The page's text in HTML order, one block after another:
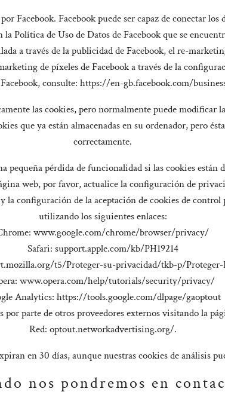
Facebook. Facebook puede ser capaz de conectar
Política de Uso de Datos de Facebook que se
a través de la publicidad de Facebook, el re-
de píxeles de Facebook a través de la
consulte: https://en-gb.facebook.com/
las cookies, pero normalmente puede modificar
que ya están almacenadas en su ordenador, pero
correctamente.
pérdida de funcionalidad si las cookies están
web, por favor, actualice la configuración de
la configuración de la aceptación de cookies de
utilizando los siguientes enlaces:
www.google.com/chrome/browser/privacy/
Safari: support.apple.com/kb/PH19214
t5/Proteger-su-privacidad/tkb-p/
www.opera.com/help/tutorials/security/privacy/
Analytics: https://tools.google.com/dlpage/gaoptout
parte de otros proveedores externos visitando la
Red: optout.networkadvertising.org/.
en 30 días, aunque nuestras cookies de análisis
nos pondremos en